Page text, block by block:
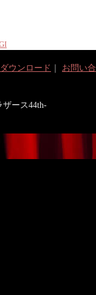
ダウンロード
お問い
ザース44th-